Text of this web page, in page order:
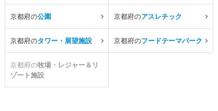
京都府の公園 京都府のアスレチック
京都府のタワー・展望施設 京都府のフードテーマパーク
京都府の牧場・レジャー＆リ
ゾート施設